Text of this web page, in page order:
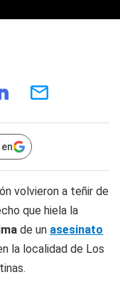
volvieron a teñir de
que hiela la
de un asesinato
la localidad de Los